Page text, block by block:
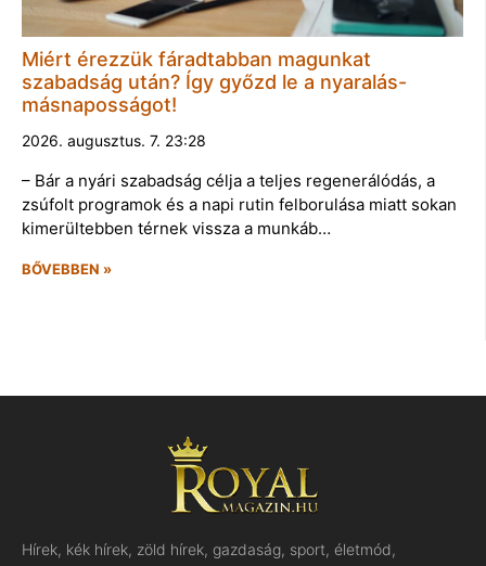
Miért érezzük fáradtabban magunkat
szabadság után? Így győzd le a nyaralás-
másnaposságot!
2026. augusztus. 7. 23:28
– Bár a nyári szabadság célja a teljes regenerálódás, a
zsúfolt programok és a napi rutin felborulása miatt sokan
kimerültebben térnek vissza a munkáb…
BŐVEBBEN »
Hírek, kék hírek, zöld hírek, gazdaság, sport, életmód,